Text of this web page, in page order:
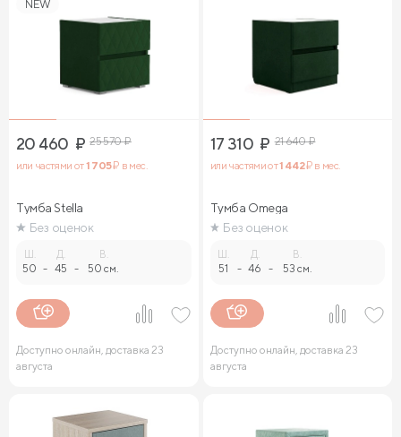
NEW
20 460 ₽ 25 570₽
или частями от1 705₽ в мес.
Тумба Stella
Без оценок
50 -
Д.
45 -
В.
50 см.
Доступно онлайн, доставка 23
августа
17 310 ₽ 21 640₽
или частями от1 442₽ в мес.
Тумба Omega
Без оценок
51 -
Д.
46 -
В.
53 см.
Доступно онлайн, доставка 23
августа